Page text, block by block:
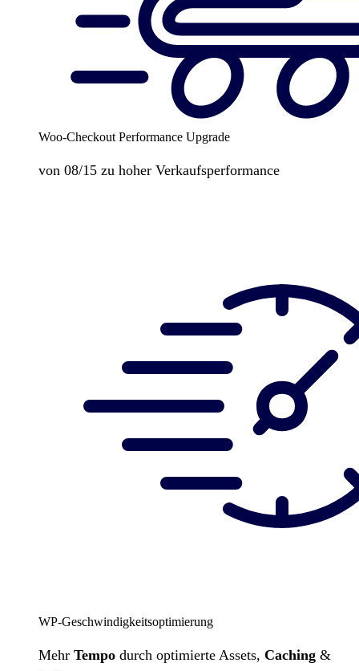
Woo-Checkout Performance Upgrade
von 08/15 zu hoher Verkaufsperformance
WP-Geschwindigkeitsoptimierung
Mehr Tempo durch optimierte Assets, Caching &